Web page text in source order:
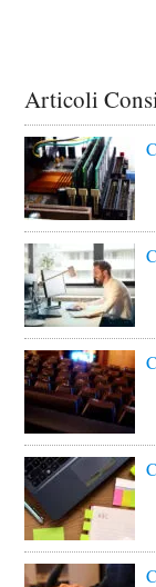
Articoli